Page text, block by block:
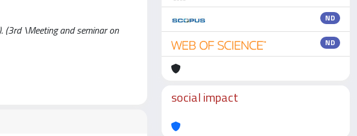
(3rd \Meeting and seminar on
ND
ND
social impact